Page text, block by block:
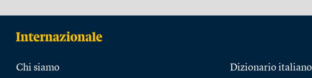
Chi siamo Dizionario italiano